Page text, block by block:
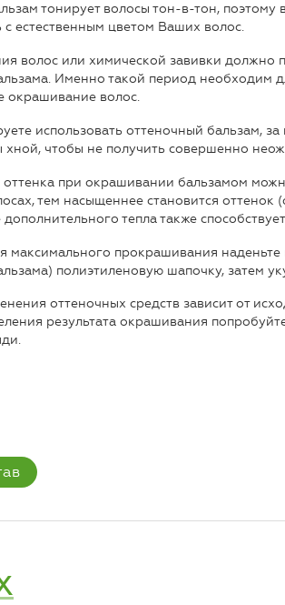
тонирует волосы тон-в-тон, поэтому
с естественным цветом Ваших волос.
волос или химической завивки
Именно такой период необходим
окрашивание волос.
использовать оттеночный бальзам,
хной, чтобы не получить совершенно
оттенка при окрашивании бальзамом
тем насыщеннее становится
тепла также
максимального прокрашивания наденьте
полиэтиленовую шапочку, затем
оттеночных средств зависит от
результата окрашивания